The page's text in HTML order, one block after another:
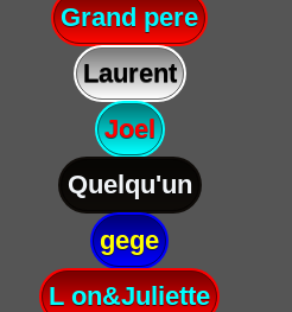
Grand pere
Laurent
Joel
Quelqu'un
gege
L on&Juliette